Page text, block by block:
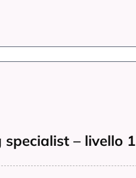
– livello 1